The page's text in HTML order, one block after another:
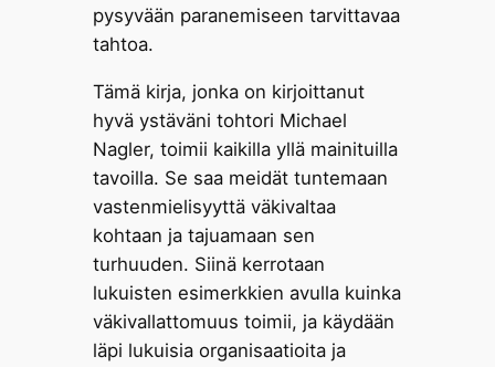
pysyvään paranemiseen tarvittavaa
tahtoa.
Tämä kirja, jonka on kirjoittanut
hyvä ystäväni tohtori Michael
Nagler, toimii kaikilla yllä mainituilla
tavoilla. Se saa meidät tuntemaan
vastenmielisyyttä väkivaltaa
kohtaan ja tajuamaan sen
turhuuden. Siinä kerrotaan
lukuisten esimerkkien avulla kuinka
väkivallattomuus toimii, ja käydään
läpi lukuisia organisaatioita ja